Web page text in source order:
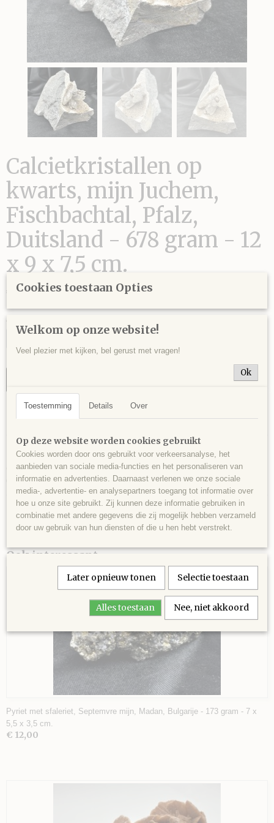
Calcietkristallen op
kwarts, mijn Juchem,
Fischbachtal, Pfalz,
Duitsland - 678 gram - 12
x 9 x 7,5 cm.
€ 16,00
Aantal
Specificaties
Productcode
CAL0003
EAN code
304
Omschrijving
Calcietkristallen op kwarts, mijn Juchem, Fischbachtal, Pfalz, Duitsland -
678 gram - 12 x 9 x 7,5 cm.
Ook interessant
Pyriet met sfaleriet, Septemvre mijn, Madan, Bulgarije - 173 gram - 7 x
5,5 x 3,5 cm.
€ 12,00
Cookies toestaan Opties
Welkom op onze website!
Veel plezier met kijken, bel gerust met vragen!
Ok
Toestemming Details Over
Op deze website worden cookies gebruikt
Cookies worden door ons gebruikt voor verkeersanalyse, het
aanbieden van sociale media-functies en het personaliseren van
informatie en advertenties. Daarnaast verlenen we onze sociale
media-, advertentie- en analysepartners toegang tot informatie over
hoe u onze site gebruikt. Zij kunnen deze informatie gebruiken in
combinatie met andere gegevens die zij mogelijk hebben verzameld
door uw gebruik van hun diensten of die u hen hebt verstrekt.
Later opnieuw tonen Selectie toestaan
Alles toestaan Nee, niet akkoord